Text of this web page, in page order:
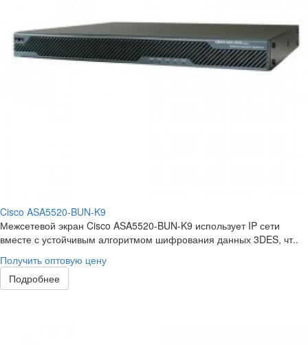
Cisco ASA5520-BUN-K9
Межсетевой экран Cisco ASA5520-BUN-K9 использует IP сети
вместе с устойчивым алгоритмом шифрования данных 3DES, чт..
Получить оптовую цену
Подробнее